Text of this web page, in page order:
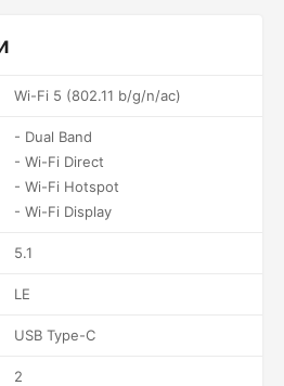
Wi-Fi 5 (802.11 b/g/n/ac)
- Dual Band
- Wi-Fi Direct
- Wi-Fi Hotspot
- Wi-Fi Display
5.1
LE
USB Type-C
2